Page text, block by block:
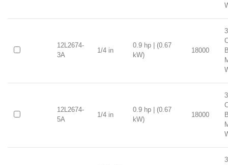
12L2674-
3A
1/4 in
0.9 hp | (0.67
kW)
18000
12L2674-
5A
1/4 in
0.9 hp | (0.67
kW)
18000